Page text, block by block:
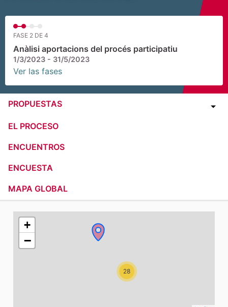
FASE 2 DE 4
Anàlisi aportacions del procés participatiu
1/3/2023 - 31/5/2023
Ver las fases
PROPUESTAS
EL PROCESO
ENCUENTROS
ENCUESTA
MAPA GLOBAL
El siguiente elemento es un mapa que presenta los
28
+
−